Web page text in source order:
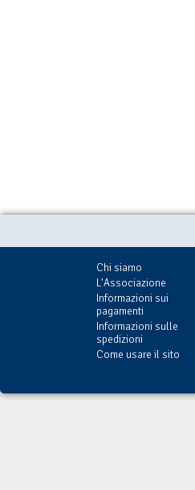
Chi siamo
L'Associazione
Informazioni sui
pagamenti
Informazioni sulle
spedizioni
Come usare il sito